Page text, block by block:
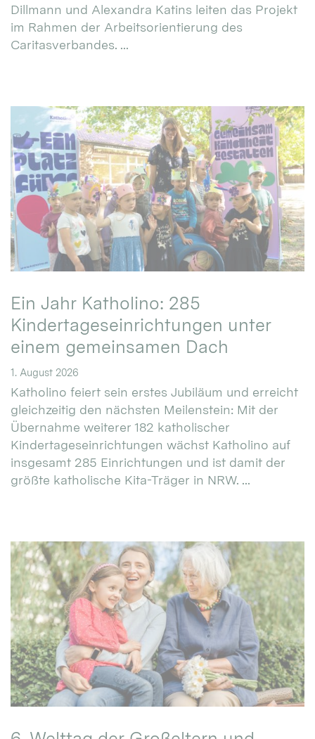
Dillmann und Alexandra Katins leiten das Projekt
im Rahmen der Arbeitsorientierung des
Caritasverbandes. ...
Ein Jahr Katholino: 285
Kindertageseinrichtungen unter
einem gemeinsamen Dach
1. August 2026
Katholino feiert sein erstes Jubiläum und erreicht
gleichzeitig den nächsten Meilenstein: Mit der
Übernahme weiterer 182 katholischer
Kindertageseinrichtungen wächst Katholino auf
insgesamt 285 Einrichtungen und ist damit der
größte katholische Kita-Träger in NRW. ...